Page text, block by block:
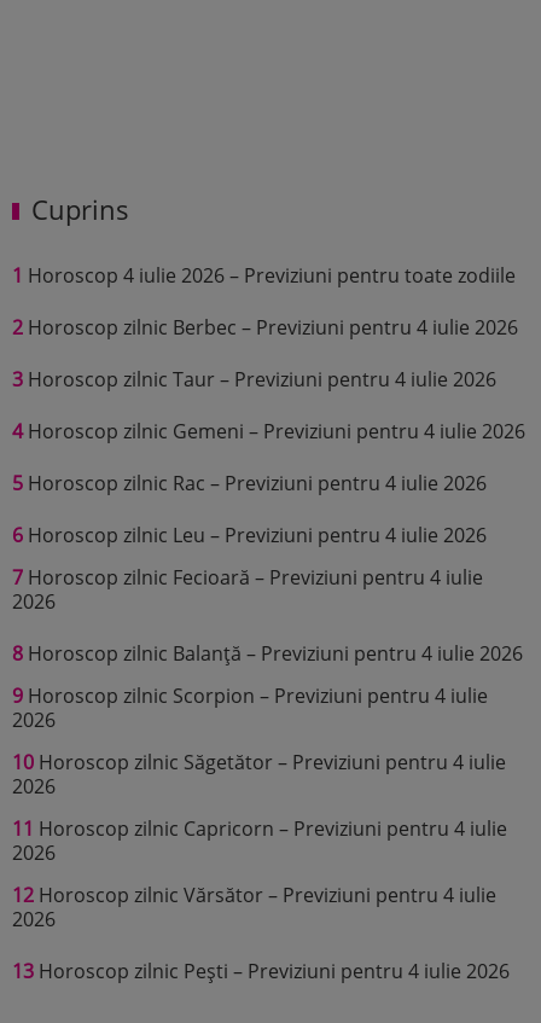
Cuprins
1 Horoscop 4 iulie 2026 – Previziuni pentru toate zodiile
2 Horoscop zilnic Berbec – Previziuni pentru 4 iulie 2026
3 Horoscop zilnic Taur – Previziuni pentru 4 iulie 2026
4Horoscop zilnic Gemeni – Previziuni pentru 4 iulie 2026
5 Horoscop zilnic Rac – Previziuni pentru 4 iulie 2026
6 Horoscop zilnic Leu – Previziuni pentru 4 iulie 2026
7 Horoscop zilnic Fecioară – Previziuni pentru 4 iulie
2026
8 Horoscop zilnic Balanță – Previziuni pentru 4 iulie 2026
9 Horoscop zilnic Scorpion – Previziuni pentru 4 iulie
2026
10 Horoscop zilnic Săgetător – Previziuni pentru 4 iulie
2026
11 Horoscop zilnic Capricorn – Previziuni pentru 4 iulie
2026
12 Horoscop zilnic Vărsător – Previziuni pentru 4 iulie
2026
13 Horoscop zilnic Pești – Previziuni pentru 4 iulie 2026